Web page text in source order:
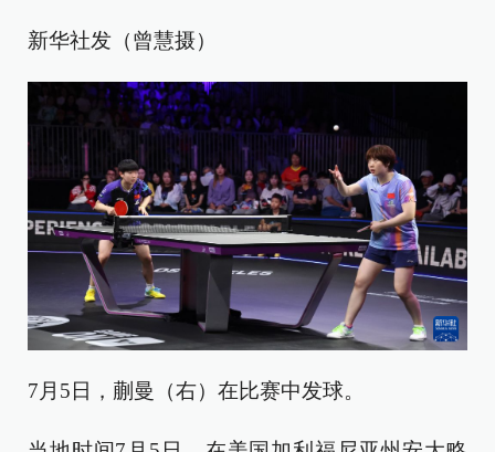
新华社发（曾慧摄）
7月5日，蒯曼（右）在比赛中发球。